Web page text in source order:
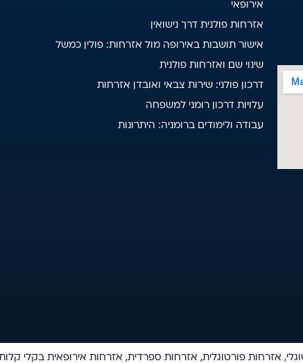
אירופאי
אזרחות פולנית דרך נישואין
אישור תושבות באירופה מול אזרחות: פולין כמשל
שינוי שם ואזרחות פולנית
דרכון פולני: שירות צבאי ואובדן אזרחות
עלויות דרכון רומני למשפחה
עבודה ולימודים ברומניה: היתרונות
אזרחות פורטוגלית, אזרחות ספרדית, אזרחות אירופאית בקלי